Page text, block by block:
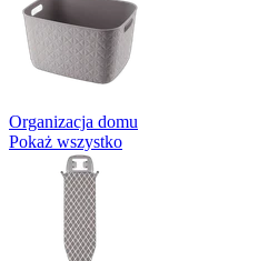
Organizacja domu
Pokaż wszystko